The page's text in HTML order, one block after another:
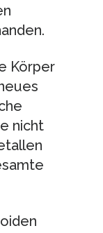
Körper
nicht